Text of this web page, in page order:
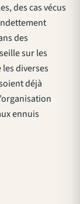
des cas vécus
des
sur les
diverses
déjà
ennuis